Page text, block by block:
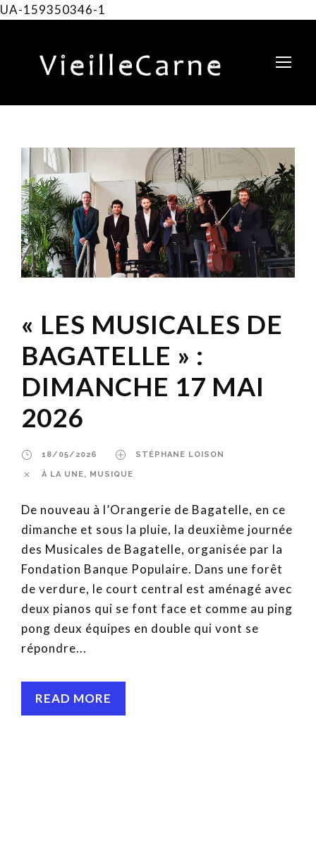
UA-159350346-1
« LES MUSICALES DE
BAGATELLE » :
DIMANCHE 17 MAI
2026
18/05/2026 STÉPHANE LOISON
À LA UNE, MUSIQUE
De nouveau à l’Orangerie de Bagatelle, en ce
dimanche et sous la pluie, la deuxième journée
des Musicales de Bagatelle, organisée par la
Fondation Banque Populaire. Dans une forêt
de verdure, le court central est aménagé avec
deux pianos qui se font face et comme au ping
pong deux équipes en double qui vont se
répondre...
READ MORE